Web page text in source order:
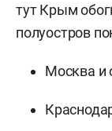
тут Крым
полуостров
Москва и